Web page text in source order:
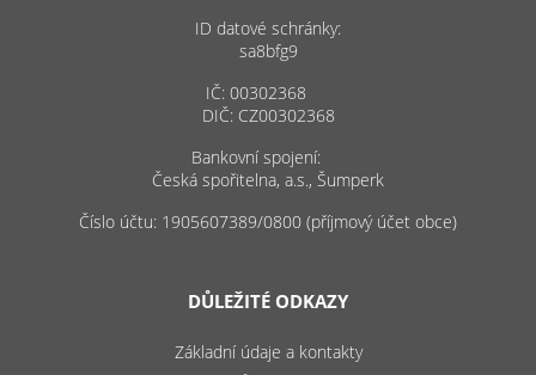
ID datové schránky:
sa8bfg9
IČ: 00302368
DIČ: CZ00302368
Bankovní spojení:
Česká spořitelna, a.s., Šumperk
Číslo účtu: 1905607389/0800 (příjmový účet obce)
DŮLEŽITÉ ODKAZY
Základní údaje a kontakty